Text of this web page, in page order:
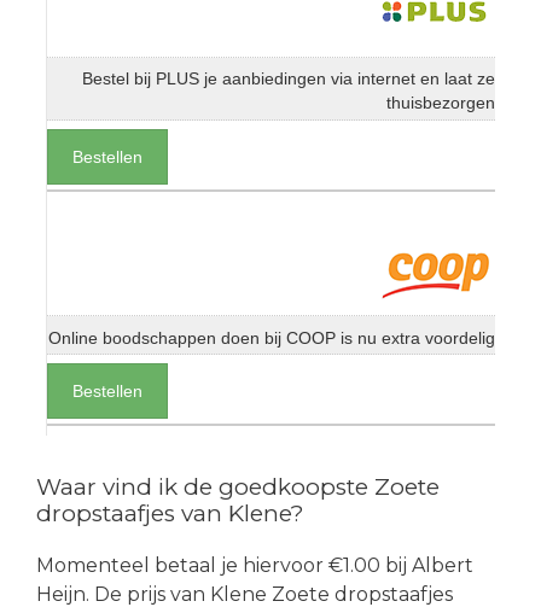
Bestel bij PLUS je aanbiedingen via internet en laat ze
thuisbezorgen
Bestellen
Online boodschappen doen bij COOP is nu extra voordelig
Bestellen
Waar vind ik de goedkoopste Zoete
dropstaafjes van Klene?
Momenteel betaal je hiervoor €1.00 bij Albert
Heijn. De prijs van Klene Zoete dropstaafjes